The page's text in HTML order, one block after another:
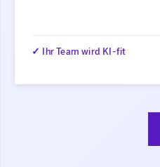
✓ Ihr Team wird KI-fit